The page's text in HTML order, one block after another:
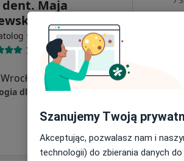
Maja
· Więcej
78 opinii
• Mapa
dla dzieci i młodzieży
od 200 zł
Szanujemy Twoją
Akceptując, pozwalasz nam i
technologii) do zbierania danych